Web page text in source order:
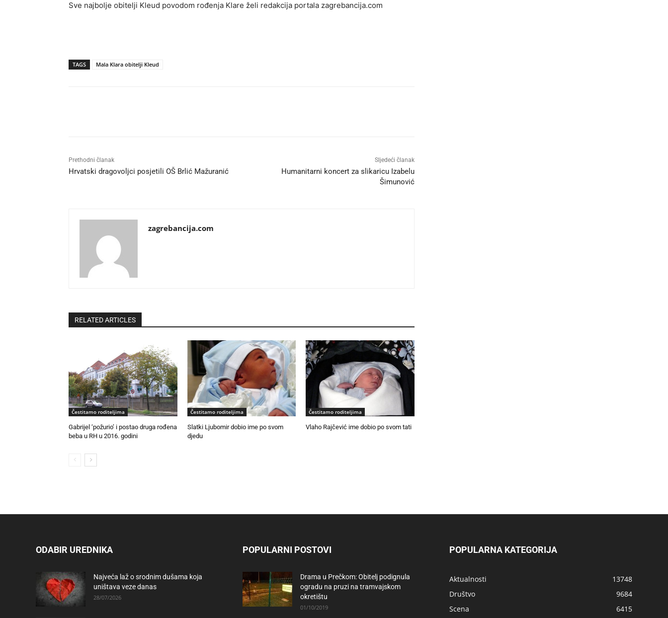
Sve najbolje obitelji Kleud povodom rođenja Klare želi redakcija portala zagrebancija.com
TAGS Mala Klara obitelji Kleud
Prethodni članak
Hrvatski dragovoljci posjetili OŠ Brlić Mažuranić
Sljedeći članak
Humanitarni koncert za slikaricu Izabelu
Šimunović
zagrebancija.com
RELATED ARTICLES
Čestitamo roditeljima
Gabrijel ‘požurio’ i postao druga rođena
beba u RH u 2016. godini
Čestitamo roditeljima
Slatki Ljubomir dobio ime po svom
djedu
Čestitamo roditeljima
Vlaho Rajčević ime dobio po svom tati
ODABIR UREDNIKA
Najveća laž o srodnim dušama koja
uništava veze danas
28/07/2026
POPULARNI POSTOVI
Drama u Prečkom: Obitelj podignula
ogradu na pruzi na tramvajskom
okretištu
01/10/2019
POPULARNA KATEGORIJA
Aktualnosti
13748
Društvo
9684
Scena
6415